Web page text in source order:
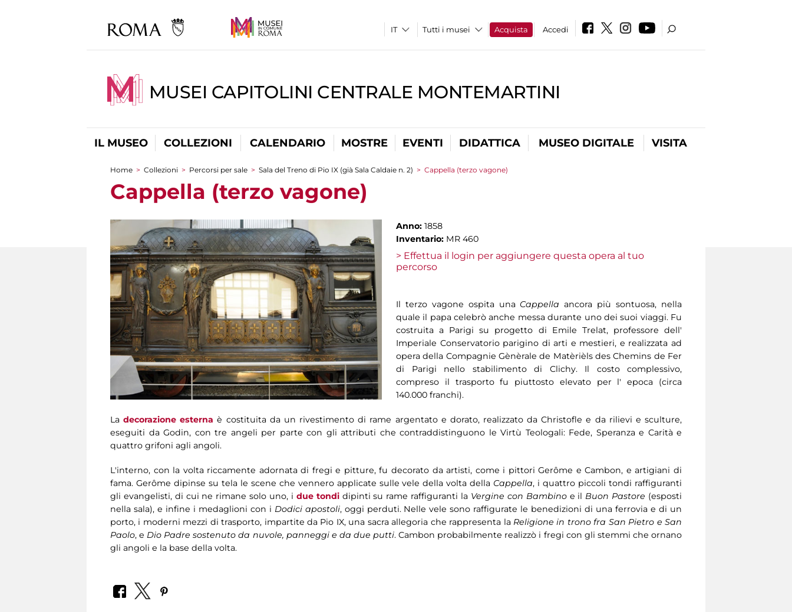
Tutti i musei Acquista Accedi
MUSEI CAPITOLINI CENTRALE MONTEMARTINI
IL MUSEO COLLEZIONI CALENDARIO MOSTRE EVENTI DIDATTICA MUSEO DIGITALE VISITA
Tu sei qui
Home > Collezioni > Percorsi per sale > Sala del Treno di Pio IX (già Sala Caldaie n. 2) > Cappella (terzo vagone)
Cappella (terzo vagone)
Anno: 1858
Inventario: MR 460
> Effettua il login per aggiungere questa opera al tuo
percorso
Il terzo vagone ospita una Cappella ancora più sontuosa, nella
quale il papa celebrò anche messa durante uno dei suoi viaggi. Fu
costruita a Parigi su progetto di Emile Trelat, professore dell'
Imperiale Conservatorio parigino di arti e mestieri, e realizzata ad
opera della Compagnie Gènèrale de Matèrièls des Chemins de Fer
di Parigi nello stabilimento di Clichy. Il costo complessivo,
compreso il trasporto fu piuttosto elevato per l' epoca (circa
140.000 franchi).
Ladecorazione esterna è costituita da un rivestimento di rame argentato e dorato, realizzato da Christofle e da rilievi e sculture,
eseguiti da Godin, con tre angeli per parte con gli attributi che contraddistinguono le Virtù Teologali: Fede, Speranza e Carità e
quattro grifoni agli angoli.
L'interno, con la volta riccamente adornata di fregi e pitture, fu decorato da artisti, come i pittori Gerôme e Cambon, e artigiani di
fama. Gerôme dipinse su tela le scene che vennero applicate sulle vele della volta della Cappella, i quattro piccoli tondi raffiguranti
gli evangelisti, di cui ne rimane solo uno, i due tondidipinti su rame raffiguranti la Vergine con Bambinoe il Buon Pastore (esposti
nella sala), e infine i medaglioni con i Dodici apostoli, oggi perduti. Nelle vele sono raffigurate le benedizioni di una ferrovia e di un
porto, i moderni mezzi di trasporto, impartite da Pio IX, una sacra allegoria che rappresenta la Religione in trono fra San Pietro e San
Paolo, e Dio Padre sostenuto da nuvole, panneggi e da due putti. Cambon probabilmente realizzò i fregi con gli stemmi che ornano
gli angoli e la base della volta.